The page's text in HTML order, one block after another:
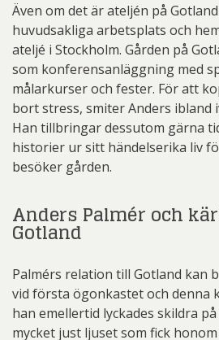
Även om det är ateljén på
huvudsakliga arbetsplats och
ateljé i Stockholm. Gården på
som konferensanläggning med
målarkurser och fester. För att
bort stress, smiter Anders ibland
Han tillbringar dessutom gärna
historier ur sitt händelserika liv
besöker gården.
Anders Palmér och
Gotland
Palmérs relation till Gotland kan
vid första ögonkastet och denna
han emellertid lyckades skildra
mycket just ljuset som fick